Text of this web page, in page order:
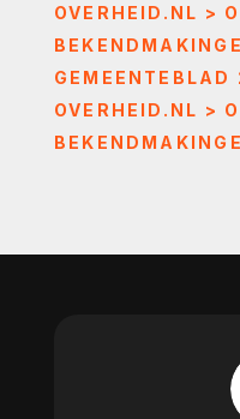
OVERHEID.NL >
OVERHEID.NL >